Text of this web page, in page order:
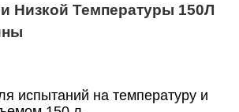
Низкой Температуры 150Л
испытаний на температуру и